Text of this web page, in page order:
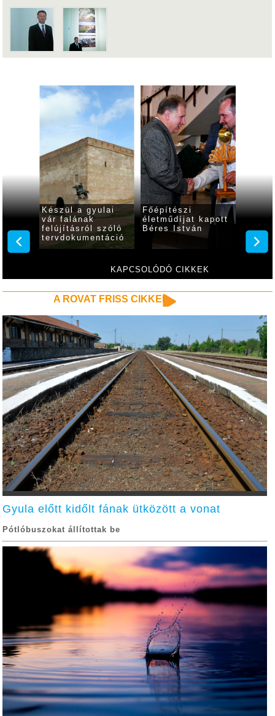
KAPCSOLÓDÓ CIKKEK
lett a
Készül a gyulai
vár falának
felújításról szóló
tervdokumentáció
Főépítészi
életműdíjat kapott
Béres István
Újabb
A ROVAT FRISS CIKKEI
Gyula előtt kidőlt fának ütközött a vonat
Pótlóbuszokat állítottak be